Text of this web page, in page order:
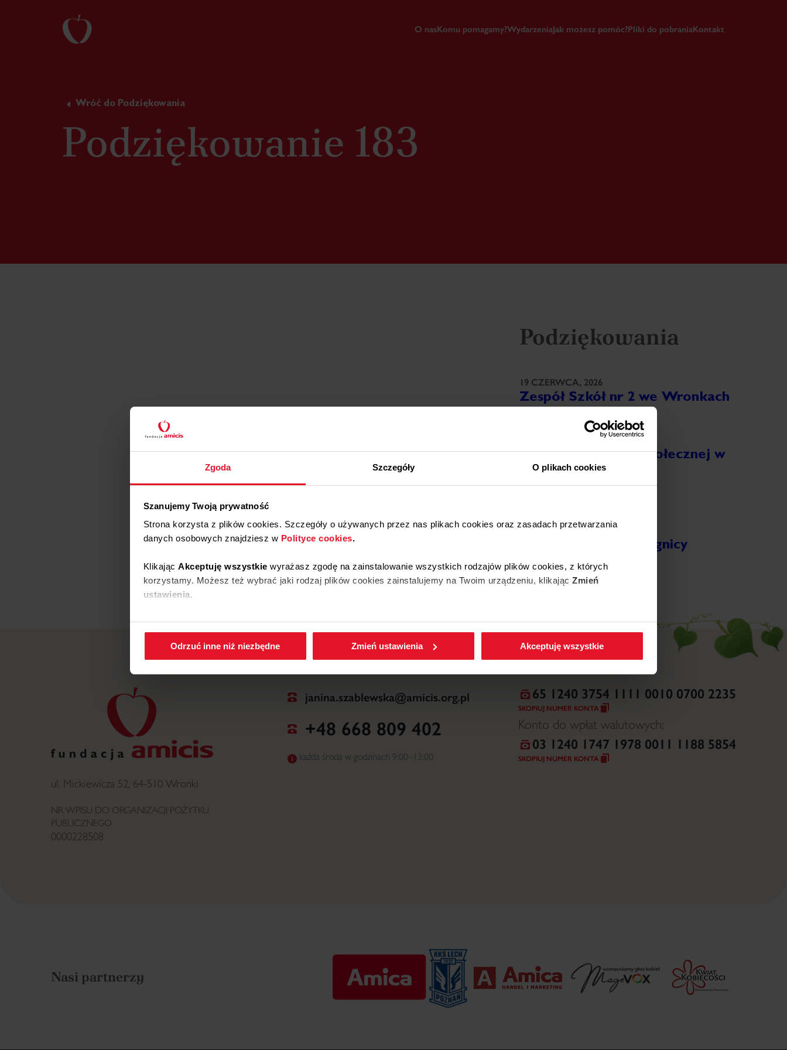
Zgoda Szczegóły O plikach cookies
Szanujemy Twoją prywatność
Strona korzysta z plików cookies. Szczegóły o używanych przez nas plikach cookies oraz zasadach przetwarzania
danych osobowych znajdziesz w Polityce cookies.
Klikając Akceptuję wszystkie wyrażasz zgodę na zainstalowanie wszystkich rodzajów plików cookies, z których
korzystamy. Możesz też wybrać jaki rodzaj plików cookies zainstalujemy na Twoim urządzeniu, klikając Zmień
ustawienia.
W każdej chwili możesz zmienić wybrane przez Ciebie ustawienia plików cookies wchodząc w zakładkęPolityka
Odrzuć inne niż niezbędne
Zmień ustawienia Akceptuję wszystkie
O nasKomu pomagamy?WydarzeniaJak możesz pomóc?Pliki do pobraniaKontakt
Wróć do Podziękowania
Podziękowanie 183
Podziękowania
19 CZERWCA, 2026
Zespół Szkół nr 2 we Wronkach
18 CZERWCA, 2026
Ośrodek Pomocy Społecznej w
Ostrorogu
Więcej
Wojewódzki Szpital
Specjalistyczny w Legnicy
Więcej
ul. Mickiewicza 52, 64-510 Wronki
NR WPISU DO ORGANIZACJI POŻYTKU
PUBLICZNEGO
0000228508
janina.szablewska@amicis.org.pl
+48 668 809 402
każda środa w godzinach 9:00–13:00
65 1240 3754 1111 0010 0700 2235
SKOPIUJ NUMER KONTA
Konto do wpłat walutowych:
03 1240 1747 1978 0011 1188 5854
SKOPIUJ NUMER KONTA
Nasi partnerzy